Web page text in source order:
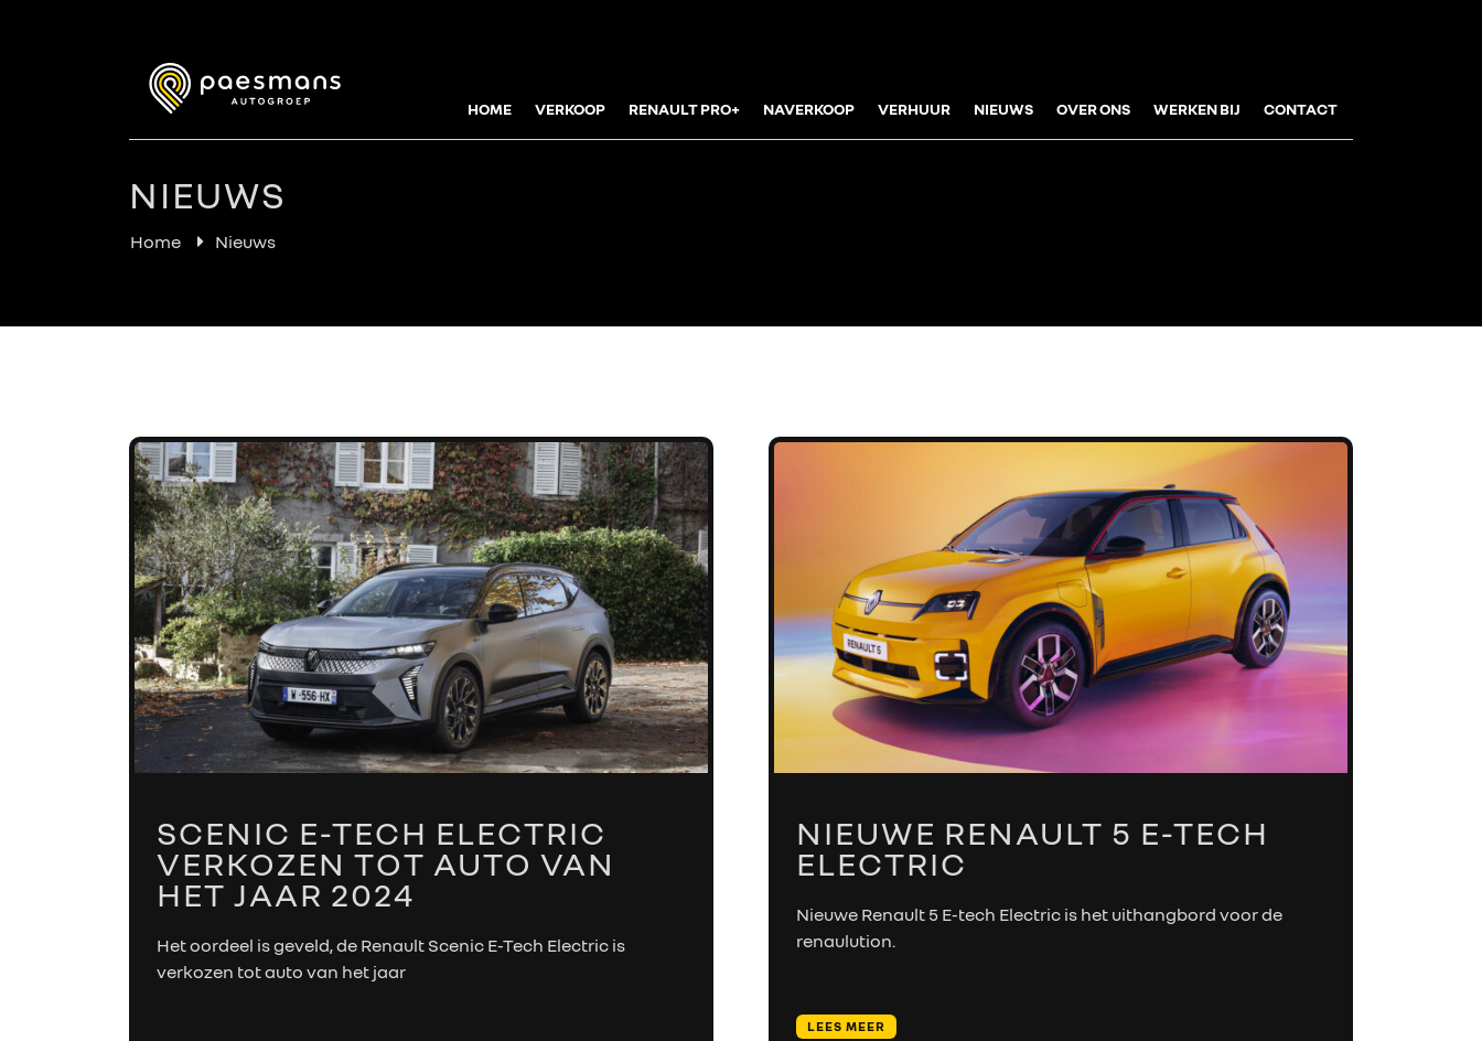
HOME VERKOOP RENAULT PRO+ NAVERKOOP VERHUUR NIEUWS OVER ONS WERKEN BIJ CONTACT
NIEUWS
Home Nieuws
SCENIC E-TECH ELECTRIC
VERKOZEN TOT AUTO VAN
HET JAAR 2024
Het oordeel is geveld, de Renault Scenic E-Tech Electric is
verkozen tot auto van het jaar
NIEUWE RENAULT 5 E-TECH
ELECTRIC
Nieuwe Renault 5 E-tech Electric is het uithangbord voor de
renaulution.
LEES MEER